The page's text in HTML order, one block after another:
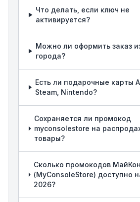
Что делать, если ключ не
активируется?
Можно ли оформить заказ
города?
Есть ли подарочные карты
Steam, Nintendo?
Сохраняется ли промокод
myconsolestore на
товары?
Сколько промокодов
(MyConsoleStore) доступно
2026?